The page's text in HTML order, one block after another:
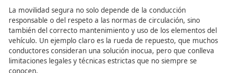
Tabla de contenidos
La movilidad segura no solo depende de la conducción